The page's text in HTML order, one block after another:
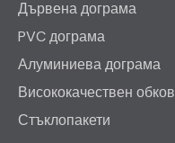
Дървена дограма
PVC дограма
Алуминиева дограма
Висококачествен обков
Стъклопакети